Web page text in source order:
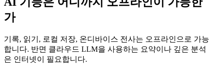
가
기록, 읽기, 로컬 저장, 온디바이스 전사는 오프라인으로 가능
합니다. 반면 클라우드 LLM을 사용하는 요약이나 깊은 분석
은 인터넷이 필요합니다.